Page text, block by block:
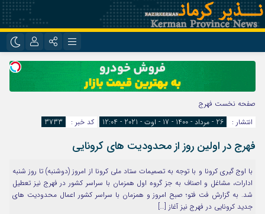
اینستاگرام
تلگرام
ایتا
نام کاربری یا نشانی ایمیل
رمز عبور
صفحه نخست فهرج
انتشار :
26 - مرداد - 1400 - 17 - اوت - 2021 - 12:04 کد خبر : 3733
فهرج در اولین روز از محدودیت های کرونایی
با اوج گیری کرونا و با توجه به تصمیمات ستاد ملی کرونا از امروز (دوشنبه) تا روز شنبه
ادارات، مشاغل و اصناف به جز گروه اول همزمان با سراسر کشور در فهرج نیز تعطیل
شد. به گزارش فت فتو؛ صبح امروز و همزمان با سراسر کشور اعمال محدودیت های
جدید کرونایی در فهرج نیز آغاز […]